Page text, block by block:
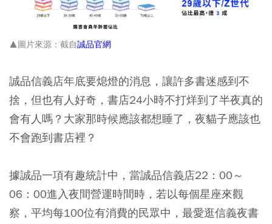
▲圖片來源：截自誠品官網
誠品信義店年底要熄燈的消息，讓許多書迷感到不
捨，但也有人好奇，書店24小時不打烊到了半夜真的
會有人嗎？大家那時候應該都想睡了，夜貓子應該也
不會跑到書店裡？
據誠品一項有趣統計中，當誠品信義店22：00～
06：00進入夜間營運時間時，若以每個星座來觀
察，平均每100位有消費的民眾中，最愛逛信義夜書